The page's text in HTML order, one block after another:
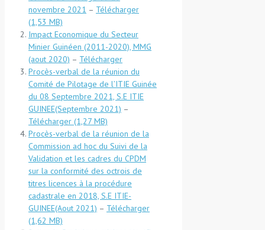
novembre 2021 – Télécharger
Impact Economique du Secteur
Minier Guinéen (2011-2020), MMG
(aout 2020) – Télécharger
Procès-verbal de la réunion du
Comité de Pilotage de l’ITIE Guinée
du 08 Septembre 2021, S.E ITIE
GUINEE(Septembre 2021) –
Télécharger
Procès-verbal de la réunion de la
Commission ad hoc du Suivi de la
Validation et les cadres du CPDM
sur la conformité des octrois de
titres licences à la procédure
cadastrale en 2018, S.E ITIE-
GUINEE(Aout 2021) – Télécharger